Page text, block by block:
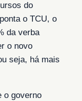
do
o TCU, o
da verba
o novo
seja, há mais
o governo